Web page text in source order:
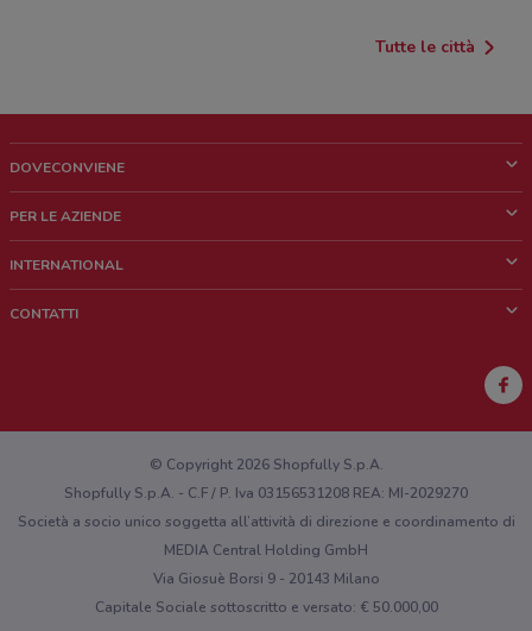
Tutte le città
DOVECONVIENE
Chi siamo
Lavora con noi
PER LE AZIENDE
Richieste commerciali e marketing
INTERNATIONAL
CONTATTI
Hai un malfunzionamento sul web o sull'app?
© Copyright 2026 Shopfully S.p.A.
Shopfully S.p.A. - C.F / P. Iva 03156531208 REA: MI-2029270
Società a socio unico soggetta all’attività di direzione e coordinamento di
MEDIA Central Holding GmbH
Via Giosuè Borsi 9 - 20143 Milano
Capitale Sociale sottoscritto e versato: € 50.000,00